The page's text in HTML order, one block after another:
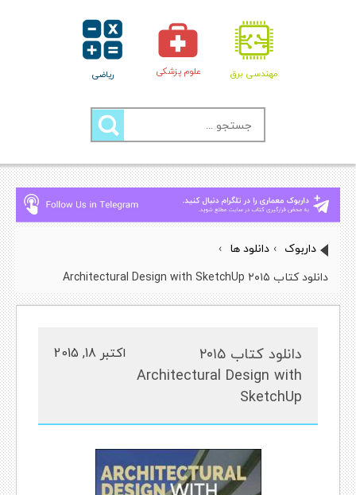
مهندسی برق علوم پزشکی ریاضی
جستجو
برای:
داربوک › دانلود ها ›
دانلود کتاب ۲۰۱۵ Architectural Design with SketchUp
دانلود کتاب ۲۰۱۵
Architectural Design with
SketchUp
اکتبر 18, 2015